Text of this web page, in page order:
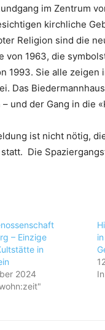
im Zentrum
kirchliche
Religion sind die
von 1963, die
1993. Sie alle
Das
und der Gang in die
ist nicht nötig,
Die
– Einzige
in
2024